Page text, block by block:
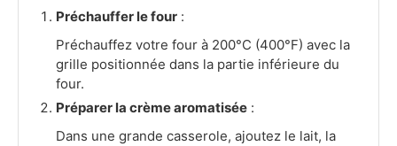
Préchauffer le four :
Préchauffez votre four à 200°C (400°F) avec la
grille positionnée dans la partie inférieure du
four.
Préparer la crème aromatisée :
Dans une grande casserole, ajoutez le lait, la